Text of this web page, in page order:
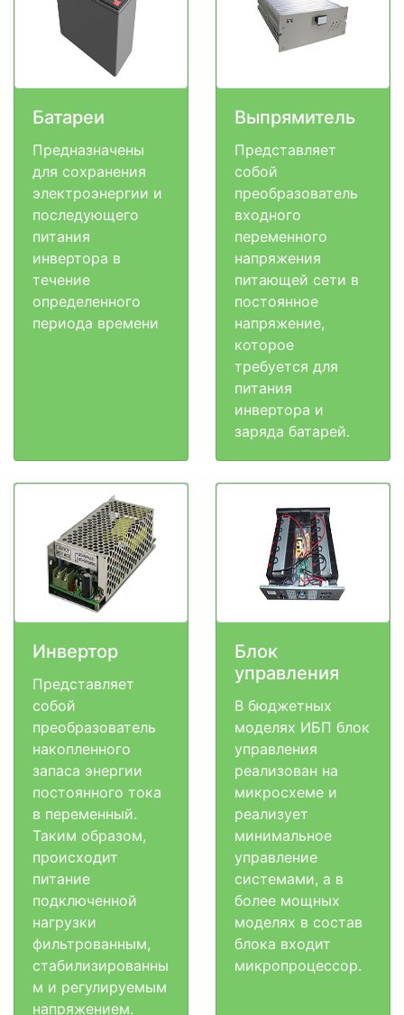
Батареи
Предназначены
для сохранения
электроэнергии и
последующего
питания
инвертора в
течение
определенного
периода времени
Выпрямитель
Представляет
собой
преобразователь
входного
переменного
напряжения
питающей сети в
постоянное
напряжение,
которое
требуется для
питания
инвертора и
заряда батарей.
Инвертор
Представляет
собой
преобразователь
накопленного
запаса энергии
постоянного тока
в переменный.
Таким образом,
происходит
питание
подключенной
нагрузки
фильтрованным,
стабилизированны
м и регулируемым
напряжением.
Блок
управления
В бюджетных
моделях ИБП блок
управления
реализован на
микросхеме и
реализует
минимальное
управление
системами, а в
более мощных
моделях в состав
блока входит
микропроцессор.